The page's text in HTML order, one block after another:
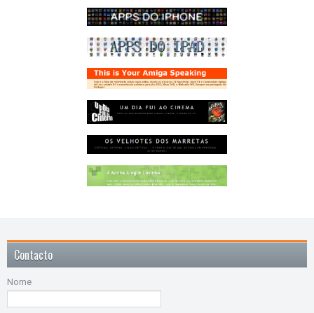
Contacto
Nome